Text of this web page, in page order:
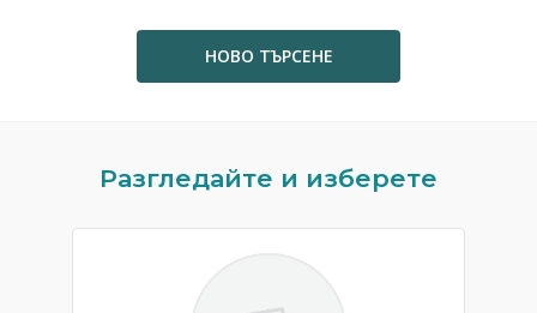
НОВО ТЪРСЕНЕ
Разгледайте и изберете